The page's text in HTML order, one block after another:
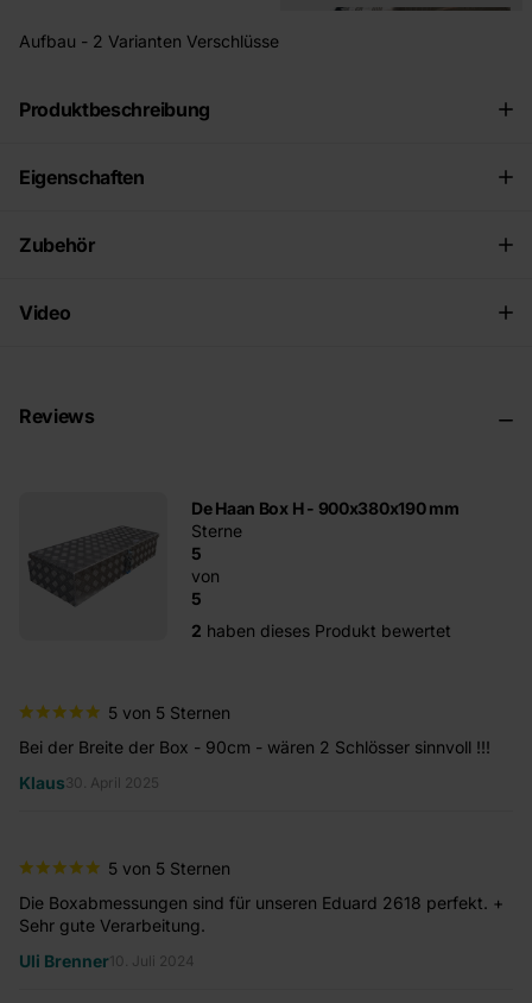
Aufbau - 2 Varianten Verschlüsse
Produktbeschreibung
Eigenschaften
Zubehör
Video
Reviews
De Haan Box H - 900x380x190 mm
5
von
5
Sterne
2 haben dieses Produkt bewertet
5 von 5 Sternen
Bei der Breite der Box - 90cm - wären 2 Schlösser sinnvoll !!!
Klaus30. April 2025
5 von 5 Sternen
Die Boxabmessungen sind für unseren Eduard 2618 perfekt. +
Sehr gute Verarbeitung.
Uli Brenner10. Juli 2024